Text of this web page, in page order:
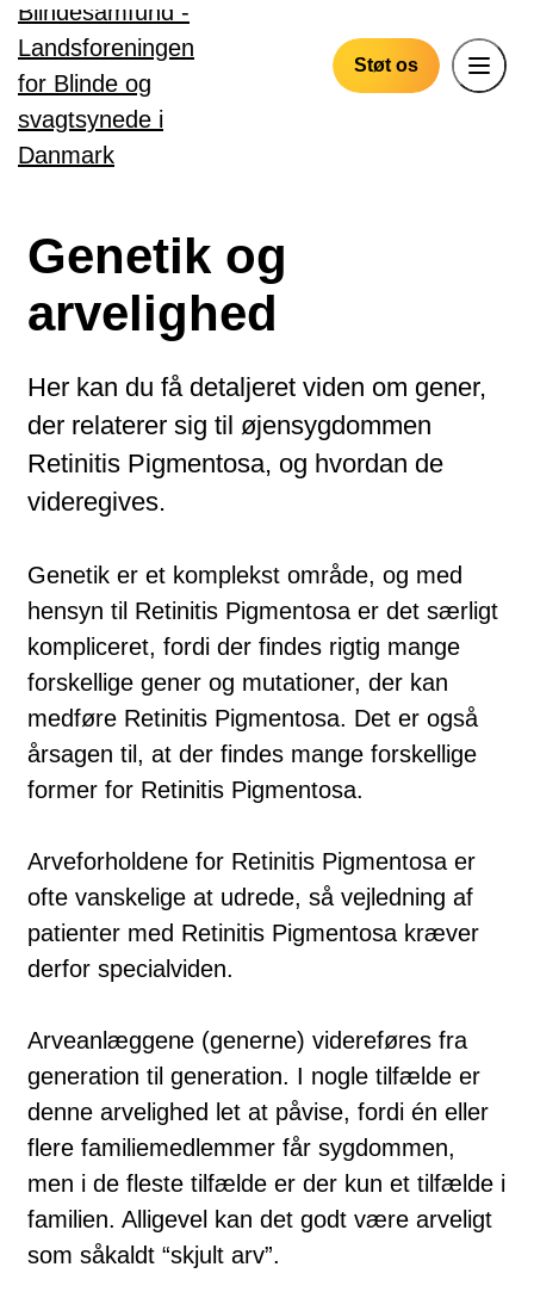
Gå til hovedindhold
Støt os
Genetik og
arvelighed
Her kan du få detaljeret viden om gener,
der relaterer sig til øjensygdommen
Retinitis Pigmentosa, og hvordan de
videregives.
Genetik er et komplekst område, og med
hensyn til Retinitis Pigmentosa er det særligt
kom­pli­ceret, fordi der findes rigtig mange
forskellige gener og mutationer, der kan
med­føre Retinitis Pigmentosa. Det er også
årsagen til, at der findes mange forskellige
former for Retinitis Pigmentosa.
Arveforholdene for Retinitis Pigmentosa er
ofte vanskelige at udrede, så vejledning af
patienter med Retinitis Pigmentosa kræver
derfor specialviden.
Arveanlæggene (generne) videreføres fra
generation til generation. I nogle tilfælde er
denne arvelighed let at påvise, fordi én eller
flere fa­mi­li­e­medlemmer får sygdommen,
men i de fleste tilfælde er der kun et tilfælde i
fa­milien. Alligevel kan det godt være arveligt
som såkaldt “skjult arv”.